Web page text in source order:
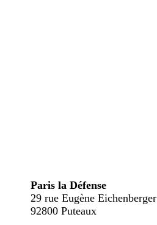
Paris la Défense
29 rue Eugène Eichenberger
92800 Puteaux